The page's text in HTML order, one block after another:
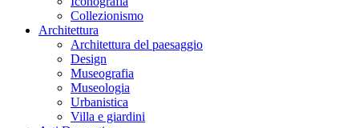
Collezionismo
Architettura
Architettura del paesaggio
Design
Museografia
Museologia
Urbanistica
Villa e giardini